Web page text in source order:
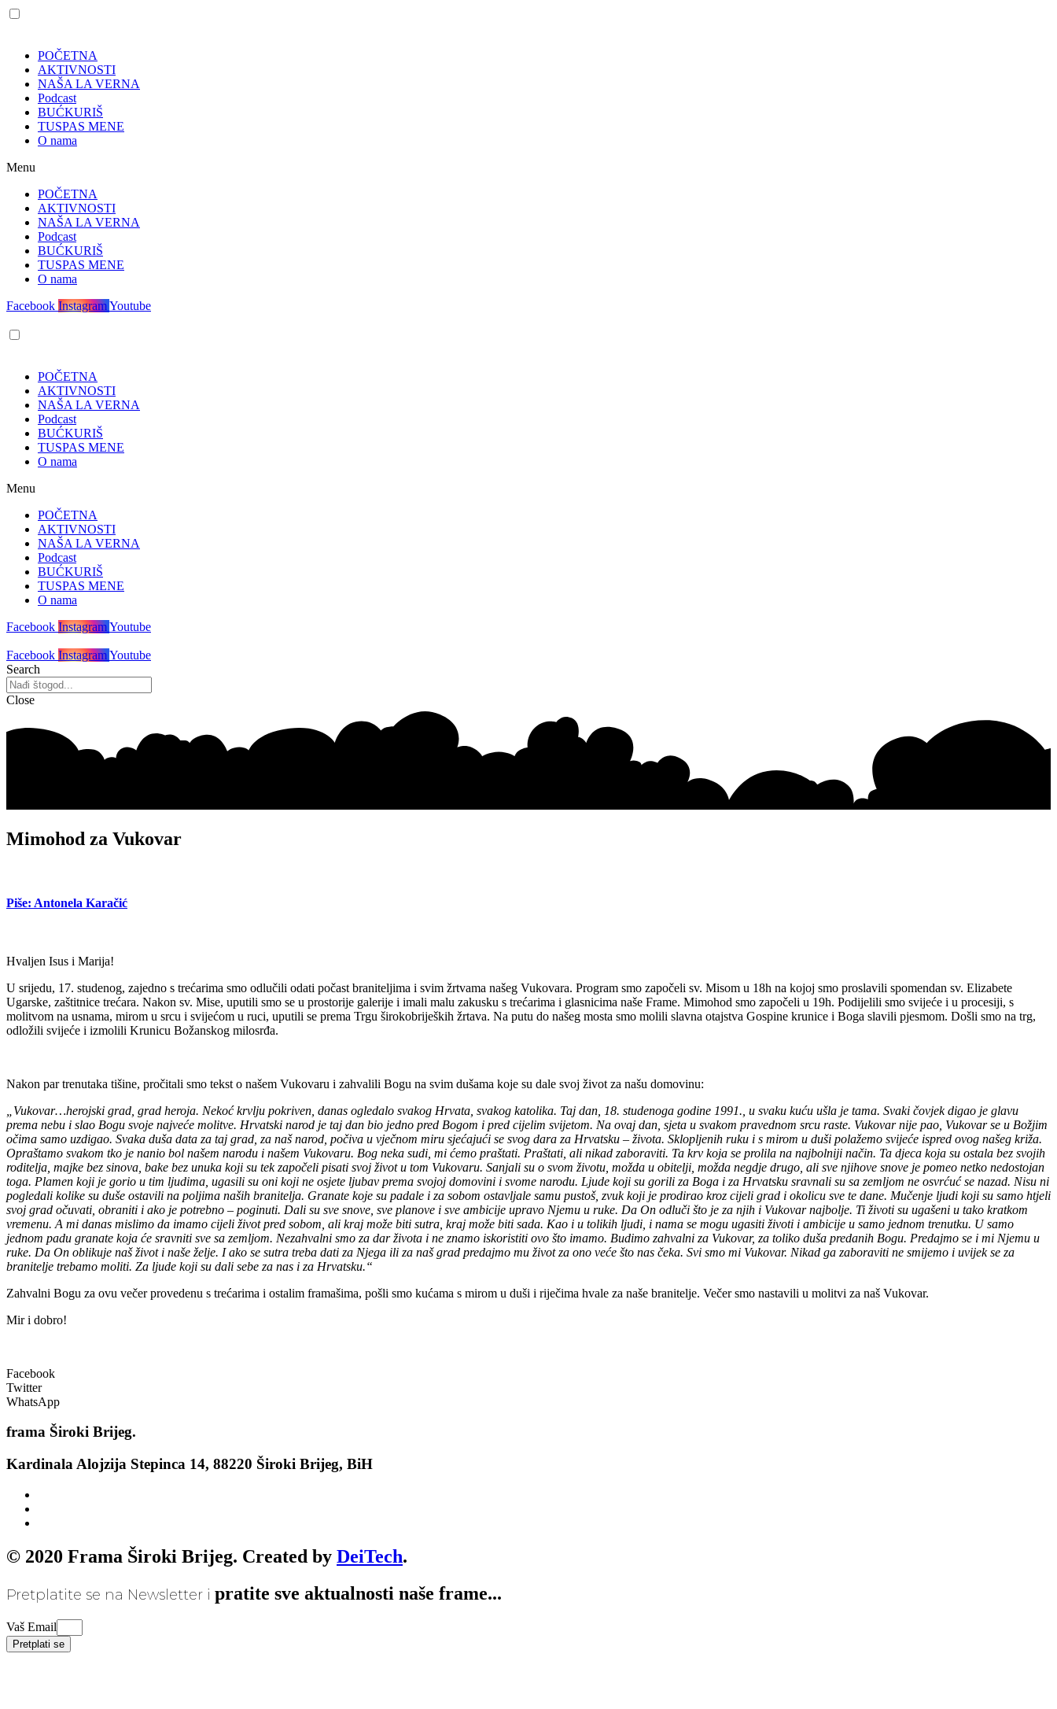
POČETNA
AKTIVNOSTI
NAŠA LA VERNA
Podcast
BUĆKURIŠ
TUSPAS MENE
O nama
Menu
POČETNA
AKTIVNOSTI
NAŠA LA VERNA
Podcast
BUĆKURIŠ
TUSPAS MENE
O nama
Facebook InstagramYoutube
POČETNA
AKTIVNOSTI
NAŠA LA VERNA
Podcast
BUĆKURIŠ
TUSPAS MENE
O nama
Menu
POČETNA
AKTIVNOSTI
NAŠA LA VERNA
Podcast
BUĆKURIŠ
TUSPAS MENE
O nama
Facebook InstagramYoutube
Facebook InstagramYoutube
Search
Close
Mimohod za Vukovar
Piše: Antonela Karačić
Hvaljen Isus i Marija!
U srijedu, 17. studenog, zajedno s trećarima smo odlučili odati počast braniteljima i svim žrtvama našeg Vukovara. Program smo započeli sv. Misom u 18h na kojoj smo proslavili spomendan sv. Elizabete
Ugarske, zaštitnice trećara. Nakon sv. Mise, uputili smo se u prostorije galerije i imali malu zakusku s trećarima i glasnicima naše Frame. Mimohod smo započeli u 19h. Podijelili smo svijeće i u procesiji, s
molitvom na usnama, mirom u srcu i svijećom u ruci, uputili se prema Trgu širokobrijeških žrtava. Na putu do našeg mosta smo molili slavna otajstva Gospine krunice i Boga slavili pjesmom. Došli smo na trg,
odložili svijeće i izmolili Krunicu Božanskog milosrđa.
Nakon par trenutaka tišine, pročitali smo tekst o našem Vukovaru i zahvalili Bogu na svim dušama koje su dale svoj život za našu domovinu:
„Vukovar…herojski grad, grad heroja. Nekoć krvlju pokriven, danas ogledalo svakog Hrvata, svakog katolika. Taj dan, 18. studenoga godine 1991., u svaku kuću ušla je tama. Svaki čovjek digao je glavu
prema nebu i slao Bogu svoje najveće molitve. Hrvatski narod je taj dan bio jedno pred Bogom i pred cijelim svijetom. Na ovaj dan, sjeta u svakom pravednom srcu raste. Vukovar nije pao, Vukovar se u Božjim
očima samo uzdigao. Svaka duša data za taj grad, za naš narod, počiva u vječnom miru sjećajući se svog dara za Hrvatsku – života. Sklopljenih ruku i s mirom u duši polažemo svijeće ispred ovog našeg križa.
Opraštamo svakom tko je nanio bol našem narodu i našem Vukovaru. Bog neka sudi, mi ćemo praštati. Praštati, ali nikad zaboraviti. Ta krv koja se prolila na najbolniji način. Ta djeca koja su ostala bez svojih
roditelja, majke bez sinova, bake bez unuka koji su tek započeli pisati svoj život u tom Vukovaru. Sanjali su o svom životu, možda u obitelji, možda negdje drugo, ali sve njihove snove je pomeo netko nedostojan
toga. Plamen koji je gorio u tim ljudima, ugasili su oni koji ne osjete ljubav prema svojoj domovini i svome narodu. Ljude koji su gorili za Boga i za Hrvatsku sravnali su sa zemljom ne osvrćuć se nazad. Nisu ni
pogledali kolike su duše ostavili na poljima naših branitelja. Granate koje su padale i za sobom ostavljale samu pustoš, zvuk koji je prodirao kroz cijeli grad i okolicu sve te dane. Mučenje ljudi koji su samo htjeli
svoj grad očuvati, obraniti i ako je potrebno – poginuti. Dali su sve snove, sve planove i sve ambicije upravo Njemu u ruke. Da On odluči što je za njih i Vukovar najbolje. Ti životi su ugašeni u tako kratkom
vremenu. A mi danas mislimo da imamo cijeli život pred sobom, ali kraj može biti sutra, kraj može biti sada. Kao i u tolikih ljudi, i nama se mogu ugasiti životi i ambicije u samo jednom trenutku. U samo
jednom padu granate koja će sravniti sve sa zemljom. Nezahvalni smo za dar života i ne znamo iskoristiti ovo što imamo. Budimo zahvalni za Vukovar, za toliko duša predanih Bogu. Predajmo se i mi Njemu u
ruke. Da On oblikuje naš život i naše želje. I ako se sutra treba dati za Njega ili za naš grad predajmo mu život za ono veće što nas čeka. Svi smo mi Vukovar. Nikad ga zaboraviti ne smijemo i uvijek se za
branitelje trebamo moliti. Za ljude koji su dali sebe za nas i za Hrvatsku.“
Zahvalni Bogu za ovu večer provedenu s trećarima i ostalim framašima, pošli smo kućama s mirom u duši i riječima hvale za naše branitelje. Večer smo nastavili u molitvi za naš Vukovar.
Mir i dobro!
Facebook
Twitter
WhatsApp
frama Široki Brijeg.
Kardinala Alojzija Stepinca 14, 88220 Široki Brijeg, BiH
© 2020 Frama Široki Brijeg. Created by DeiTech.
Pretplatite se na Newsletter i pratite sve aktualnosti naše frame...
Vaš Email
Pretplati se